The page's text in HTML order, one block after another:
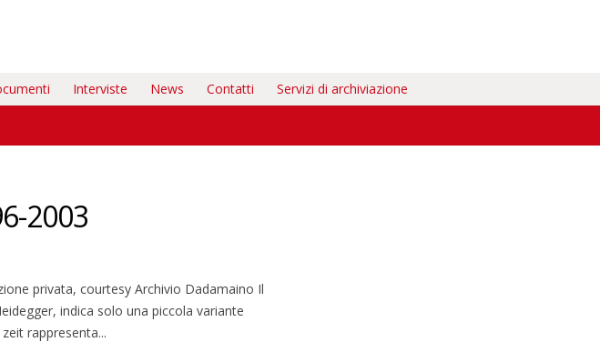
Interviste News Contatti Servizi di archiviazione
2003
privata, courtesy Archivio Dadamaino Il
indica solo una piccola variante
rappresenta...